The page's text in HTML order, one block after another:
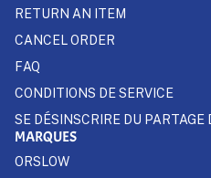
RETURN AN ITEM
CANCEL ORDER
FAQ
CONDITIONS DE SERVICE
SE DÉSINSCRIRE DU PARTAGE
MARQUES
ORSLOW